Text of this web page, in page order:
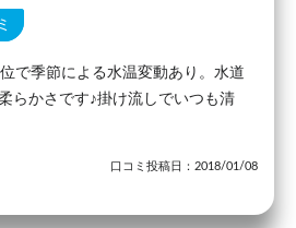
で季節による水温変動あり。水道
らかさです♪掛け流しでいつも清
口コミ投稿日：2018/01/08